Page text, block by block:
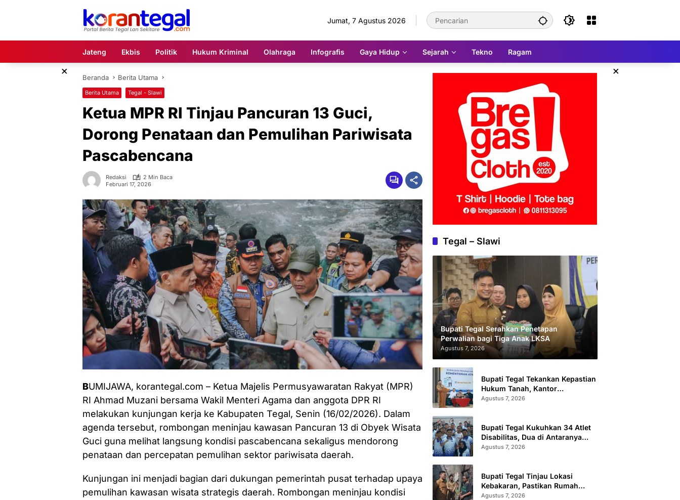
Jumat, 7 Agustus 2026
Jateng Ekbis Politik Hukum Kriminal Olahraga Infografis Gaya Hidup Sejarah Tekno Ragam
× ×
Beranda Berita Utama
Berita Utama Tegal - Slawi
Ketua MPR RI Tinjau Pancuran 13 Guci,
Dorong Penataan dan Pemulihan Pariwisata
Pascabencana
Redaksi
2 Min Baca
Februari 17, 2026
BUMIJAWA, korantegal.com – Ketua Majelis Permusyawaratan Rakyat (MPR)
RI Ahmad Muzani bersama Wakil Menteri Agama dan anggota DPR RI
melakukan kunjungan kerja ke Kabupaten Tegal, Senin (16/02/2026). Dalam
agenda tersebut, rombongan meninjau kawasan Pancuran 13 di Obyek Wisata
Guci guna melihat langsung kondisi pascabencana sekaligus mendorong
penataan dan percepatan pemulihan sektor pariwisata daerah.
Kunjungan ini menjadi bagian dari dukungan pemerintah pusat terhadap upaya
pemulihan kawasan wisata strategis daerah. Rombongan meninjau kondisi
Tegal – Slawi
Bupati Tegal Serahkan Penetapan
Perwalian bagi Tiga Anak LKSA
Agustus 7, 2026
Bupati Tegal Tekankan Kepastian
Hukum Tanah, Kantor
Pertanahan Catat 296.869
Agustus 7, 2026
Bupati Tegal Kukuhkan 34 Atlet
Disabilitas, Dua di Antaranya
Berlaga di Level Dunia
Agustus 7, 2026
Bupati Tegal Tinjau Lokasi
Kebakaran, Pastikan Rumah
Korban Diperbaiki
Agustus 7, 2026